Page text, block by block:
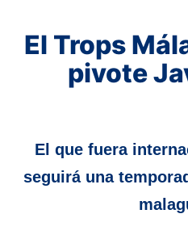
El Trops
pivote
El que fuera
seguirá una